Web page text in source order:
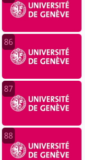
86
87
88